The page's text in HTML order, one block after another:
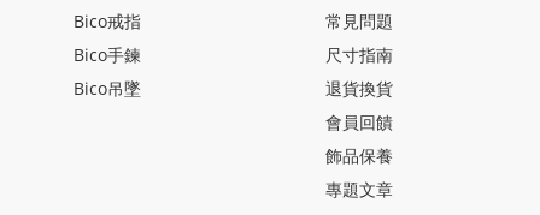
Bico戒指
Bico手鍊
Bico吊墜
常見問題
尺寸指南
退貨換貨
會員回饋
飾品保養
專題文章